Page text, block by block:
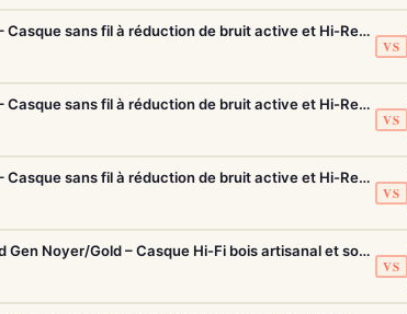
Sony WH-1000XM5 – Casque sans fil à réduction de bruit active et Hi-Res LDAC
VS
Sony WH-1000XM5 – Casque sans fil à réduction de bruit active et Hi-Res LDAC
VS
Sony WH-1000XM5 – Casque sans fil à réduction de bruit active et Hi-Res LDAC
VS
Meze 99 Classics 2nd Gen Noyer/Gold – Casque Hi-Fi bois artisanal et son balancé
VS